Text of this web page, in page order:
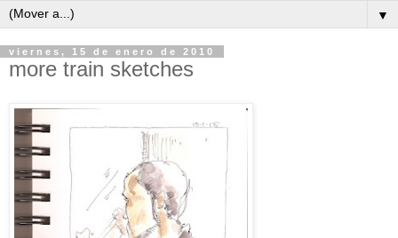
▼
viernes, 15 de enero de 2010
more train sketches